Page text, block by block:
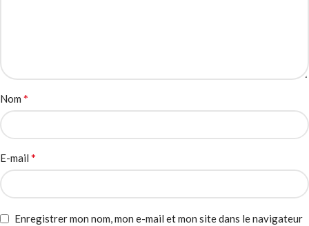
Nom *
E-mail *
Enregistrer mon nom, mon e-mail et mon site dans le navigateur